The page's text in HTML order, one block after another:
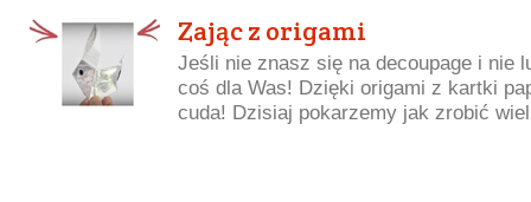
Zając z origami
Jeśli nie znasz się na decoupage i nie
coś dla Was! Dzięki origami z kartki
cuda! Dzisiaj pokarzemy jak zrobić